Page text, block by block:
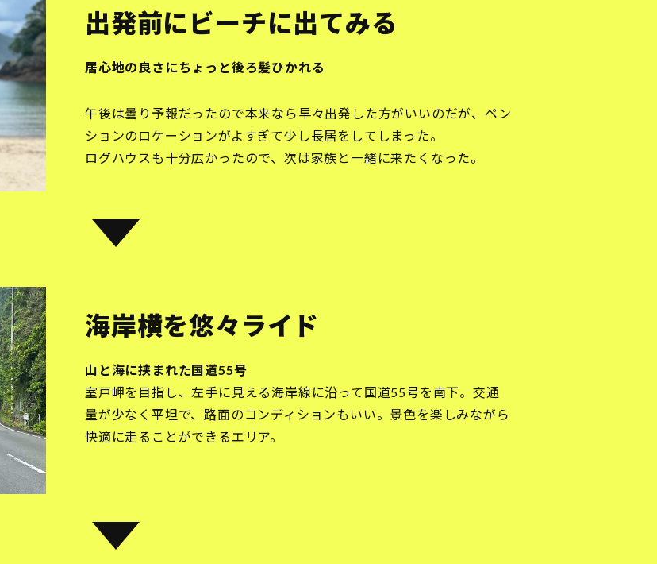
出発前にビーチに出てみる
居心地の良さにちょっと後ろ髪ひかれる
午後は曇り予報だったので本来なら早々出発した方がいいのだが、ペン
ションのロケーションがよすぎて少し長居をしてしまった。
ログハウスも十分広かったので、次は家族と一緒に来たくなった。
海岸横を悠々ライド
山と海に挟まれた国道55号
室戸岬を目指し、左手に見える海岸線に沿って国道55号を南下。交通
量が少なく平坦で、路面のコンディションもいい。景色を楽しみながら
快適に走ることができるエリア。